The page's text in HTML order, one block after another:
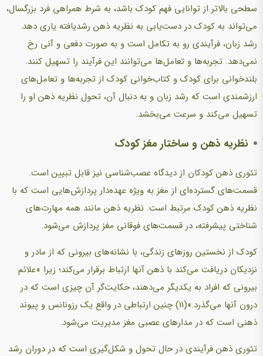
سطحی بالاتر از توانایی فهم کودک باشد، به شرط همراهی فرد بزرگسال،
می‌تواند به کودک در دست‌یابی به نظریه ذهن رشدیافته یاری دهد.
رشد زبان، فرآیندی رو به تکامل است و به صورت دفعی و آنی رخ
نمی‌دهد. تجربه‌ها و تعامل‌ها می‌توانند این فرآیند را تسهیل کنند.
بلندخوانی برای کودک و کتاب‌خوانی کودک از تجربه‌ها و تعامل‌های
ارزشمندی است که رشد زبان و به دنبال آن، تحول نظریه ذهن او را
تسهیل می‌کند و سرعت می‌بخشد.
نظریه ذهن و ساختار مغز کودک
تئوری ذهن کودکان از دیدگاه عصب‌شناسی نیز قابل تبیین است.
قسمت‌های گسترده‌ای از مغز به ویژه عهده‌دار پردازش‌هایی است که با
نظریه ذهن کودک مرتبط است. نظریه ذهن مانند همه مهارت‌های
شناختی پیشرفته، در قسمت‌های فوقانی مغز پردازش می‌شود.
کودک از نخستین روزهای زندگی، با نشانه‌های بیرونی که از مادر و
نزدیکان دریافت می‌کند با ذهن آنها ارتباط برقرار می‌کند؛ زیرا «علائم
بیرونی که افراد به یکدیگر می‌دهند، حکایت‌گر آن چیزی است که در
درون آنها می‌گذرد.»(11) چنین ارتباطی در واقع یک رزونانس و پیوند
ذهنی است که در مدارهای عصبی مغز مدیریت می‌شود.
تئوری ذهن فرآیندی در حال تحول و شکل‌گیری است که در دوران رشد